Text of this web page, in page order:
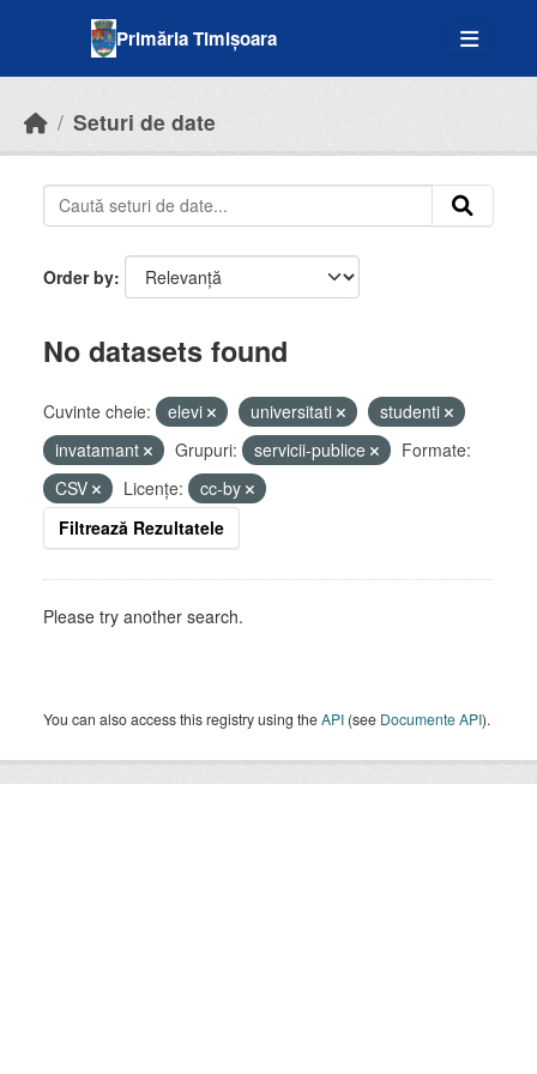
Primăria Timișoara
Seturi de date
Order by
No datasets found
Cuvinte cheie: elevi universitati
studenti
invatamant
Grupuri: servicii-publice
Formate:
CSV
Licenţe:
cc-by
Filtrează Rezultatele
Please try another search.
You can also access this registry using theAPI (see Documente API).